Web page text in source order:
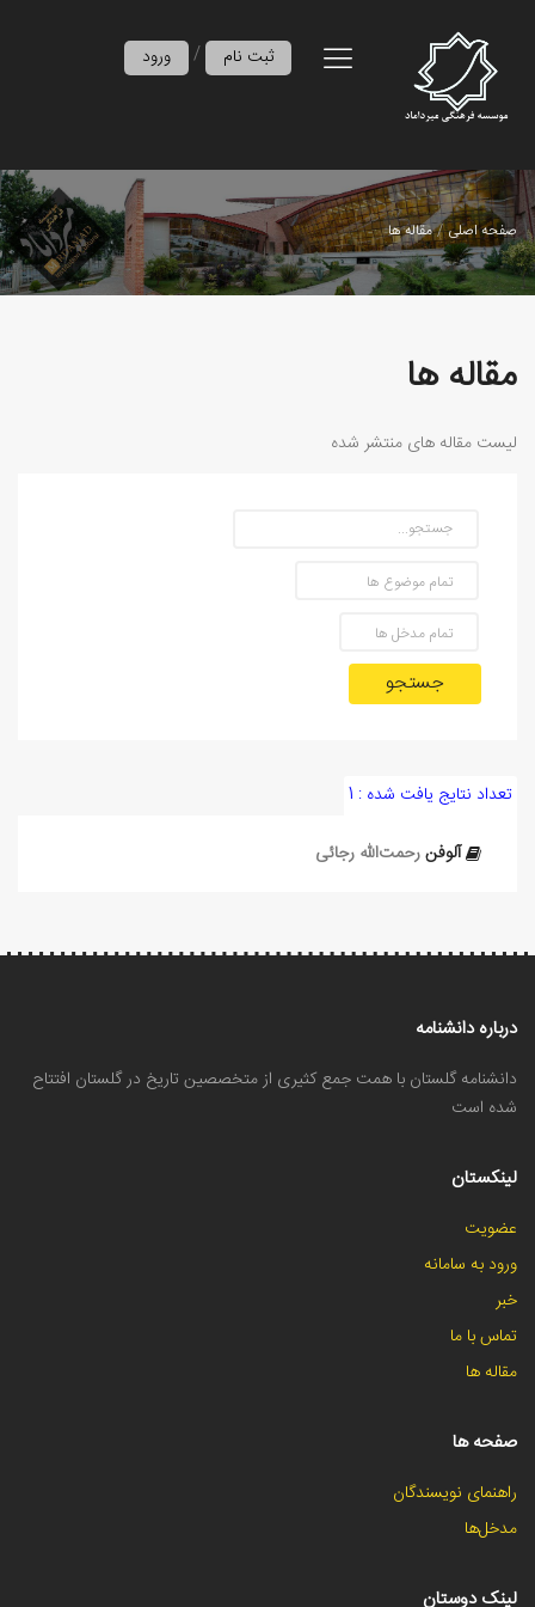
ورود / ثبت نام
صفحه اصلی مقاله ها
مقاله ها
لیست مقاله های منتشر شده
جستجو
تعداد نتایج یافت شده : 1
آلوفنرحمت‌الله رجائی
درباره دانشنامه
دانشنامه گلستان با همت جمع کثیری از متخصصین تاریخ در گلستان افتتاح
شده است
لینکستان
عضویت
ورود به سامانه
خبر
تماس با ما
مقاله ها
صفحه ها
راهنمای نویسندگان
مدخل‌ها
لینک دوستان